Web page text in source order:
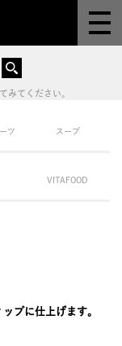
みてください。
ツ スープ
VITAFOOD
プに仕上げます。